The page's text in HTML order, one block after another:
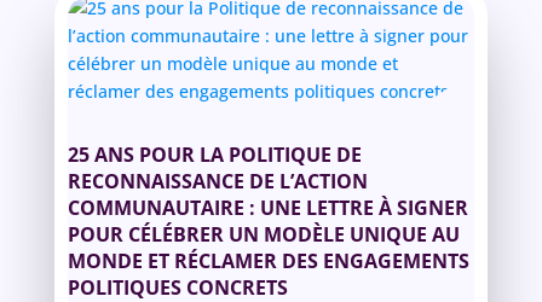
25 ANS POUR LA POLITIQUE DE
RECONNAISSANCE DE L’ACTION
COMMUNAUTAIRE : UNE LETTRE À SIGNER
POUR CÉLÉBRER UN MODÈLE UNIQUE AU
MONDE ET RÉCLAMER DES ENGAGEMENTS
POLITIQUES CONCRETS